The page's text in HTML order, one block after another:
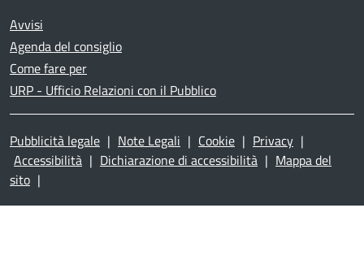
Avvisi
Agenda del consiglio
Come fare per
URP - Ufficio Relazioni con il Pubblico
Pubblicità legale | Note Legali | Cookie | Privacy |
Accessibilità | Dichiarazione di accessibilità | Mappa del
sito |